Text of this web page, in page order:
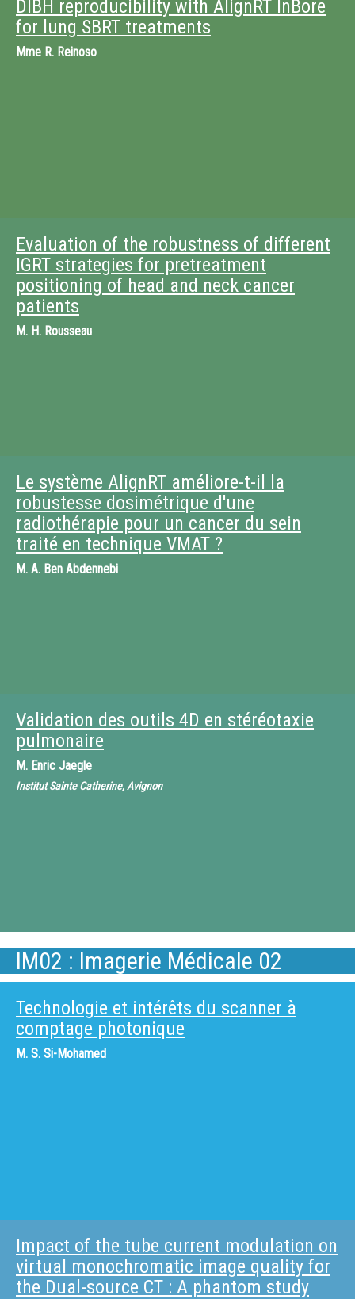
DIBH reproducibility with AlignRT InBore
for lung SBRT treatments
Mme R. Reinoso
Evaluation of the robustness of different
IGRT strategies for pretreatment
positioning of head and neck cancer
patients
M. H. Rousseau
Le système AlignRT améliore-t-il la
robustesse dosimétrique d'une
radiothérapie pour un cancer du sein
traité en technique VMAT ?
M. A. Ben Abdennebi
Validation des outils 4D en stéréotaxie
pulmonaire
M. Enric Jaegle
Institut Sainte Catherine, Avignon
IM02 : Imagerie Médicale 02
Technologie et intérêts du scanner à
comptage photonique
M. S. Si-Mohamed
Impact of the tube current modulation on
virtual monochromatic image quality for
the Dual-source CT : A phantom study